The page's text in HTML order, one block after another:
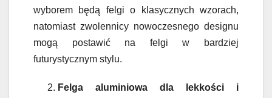
wyborem będą felgi o klasycznych wzorach,
natomiast zwolennicy nowoczesnego designu
mogą postawić na felgi w bardziej
futurystycznym stylu.
Felga aluminiowa dla lekkości i